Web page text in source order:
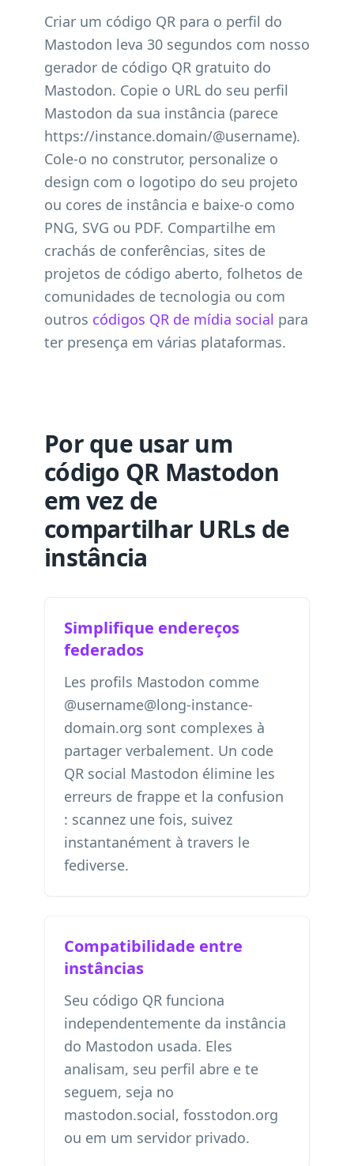
Criar um código QR para o perfil do
Mastodon leva 30 segundos com nosso
gerador de código QR gratuito do
Mastodon. Copie o URL do seu perfil
Mastodon da sua instância (parece
https://instance.domain/@username).
Cole-o no construtor, personalize o
design com o logotipo do seu projeto
ou cores de instância e baixe-o como
PNG, SVG ou PDF. Compartilhe em
crachás de conferências, sites de
projetos de código aberto, folhetos de
comunidades de tecnologia ou com
outros códigos QR de mídia social para
ter presença em várias plataformas.
Por que usar um
código QR Mastodon
em vez de
compartilhar URLs de
instância
Simplifique endereços
federados
Les profils Mastodon comme
@username@long-instance-
domain.org sont complexes à
partager verbalement. Un code
QR social Mastodon élimine les
erreurs de frappe et la confusion
: scannez une fois, suivez
instantanément à travers le
fediverse.
Compatibilidade entre
instâncias
Seu código QR funciona
independentemente da instância
do Mastodon usada. Eles
analisam, seu perfil abre e te
seguem, seja no
mastodon.social, fosstodon.org
ou em um servidor privado.